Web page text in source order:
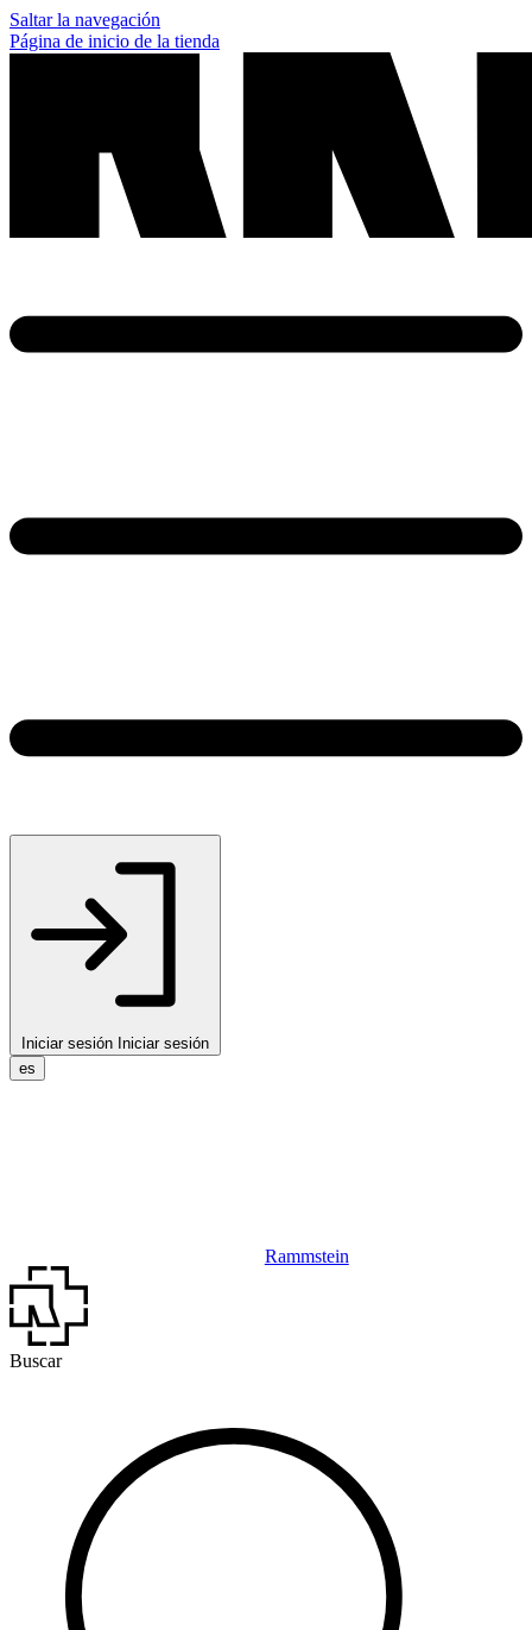
Saltar la navegación
Página de inicio de la tienda
Iniciar sesión Iniciar sesión
es
Rammstein
Buscar